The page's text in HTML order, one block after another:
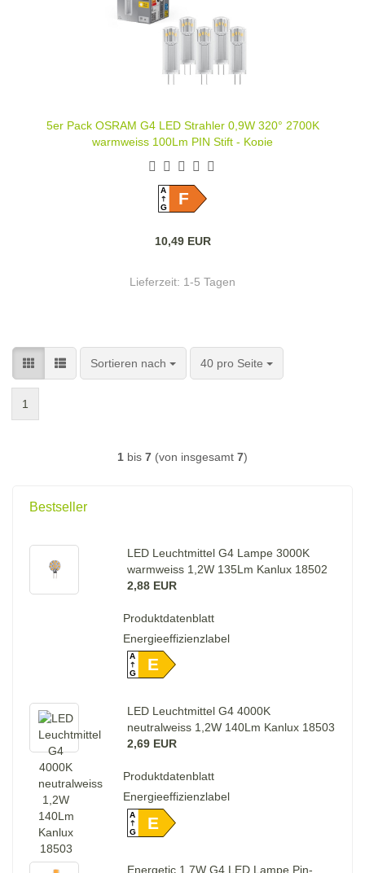
5er Pack OSRAM G4 LED Strahler 0,9W 320° 2700K
warmweiss 100Lm PIN Stift - Kopie
A
GF
10,49 EUR
Lieferzeit: 1-5 Tagen
Sortieren nach
Sortieren nach 40 pro Seite
pro Seite
1
1 bis 7 (von insgesamt 7)
Bestseller
LED Leuchtmittel G4 Lampe 3000K
warmweiss 1,2W 135Lm Kanlux 18502
2,88 EUR
Produktdatenblatt
Energieeffizienzlabel
A
GE
LED Leuchtmittel G4 4000K
neutralweiss 1,2W 140Lm Kanlux 18503
2,69 EUR
Produktdatenblatt
Energieeffizienzlabel
A
GE
Energetic 1,7W G4 LED Lampe Pin-